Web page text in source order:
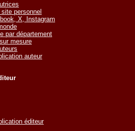
personnel
X, Instagram
par département
mesure
auteur
éditeur